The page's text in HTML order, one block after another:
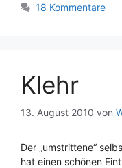
18 Kommentare
Klehr
13. August 2010 von
Der „umstrittene“
hat einen schönen